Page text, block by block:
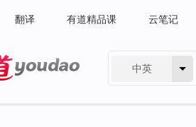
翻译 有道精品课 云笔记
中英